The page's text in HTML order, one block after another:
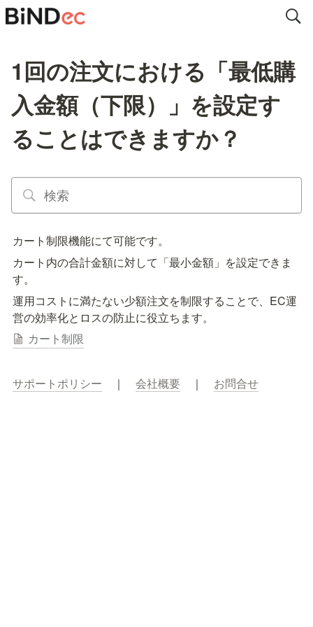
1回の注文における「最低購
入金額（下限）」を設定す
ることはできますか？
カート制限機能にて可能です。
カート内の合計金額に対して「最小金額」を設定できま
す。
運用コストに満たない少額注文を制限することで、EC運
営の効率化とロスの防止に役立ちます。
カート制限
サポートポリシー ｜ 会社概要 ｜ お問合せ